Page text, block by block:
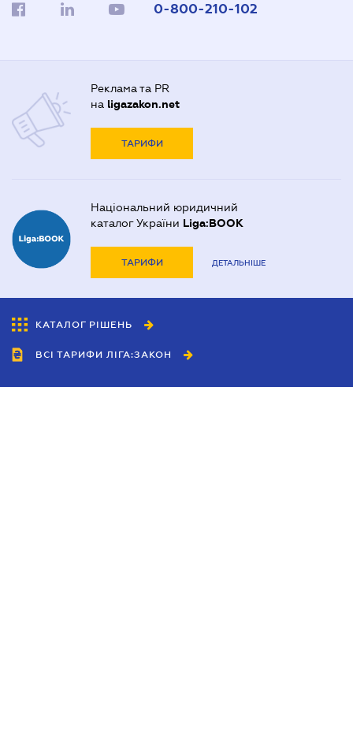
0-800-210-102
Реклама та PR
на ligazakon.net
ТАРИФИ
Національний юридичний
каталог України Liga:BOOK
ТАРИФИ ДЕТАЛЬНІШЕ
КАТАЛОГ РІШЕНЬ
ВСІ ТАРИФИ ЛІГА:ЗАКОН